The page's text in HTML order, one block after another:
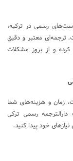
رسمی در ترکیه،
ترجمه‌ای معتبر و دقیق
و از بروز مشکلات
زمان و هزینه‌های شما
رسمی ترکی
نیازهای خود پیدا کنید.